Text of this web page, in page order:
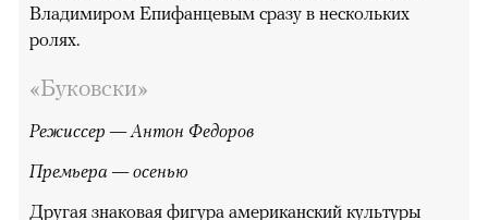
Владимиром Епифанцевым сразу в нескольких
ролях.
«Буковски»
Режиссер — Антон Федоров
Премьера — осенью
Другая знаковая фигура американский культуры